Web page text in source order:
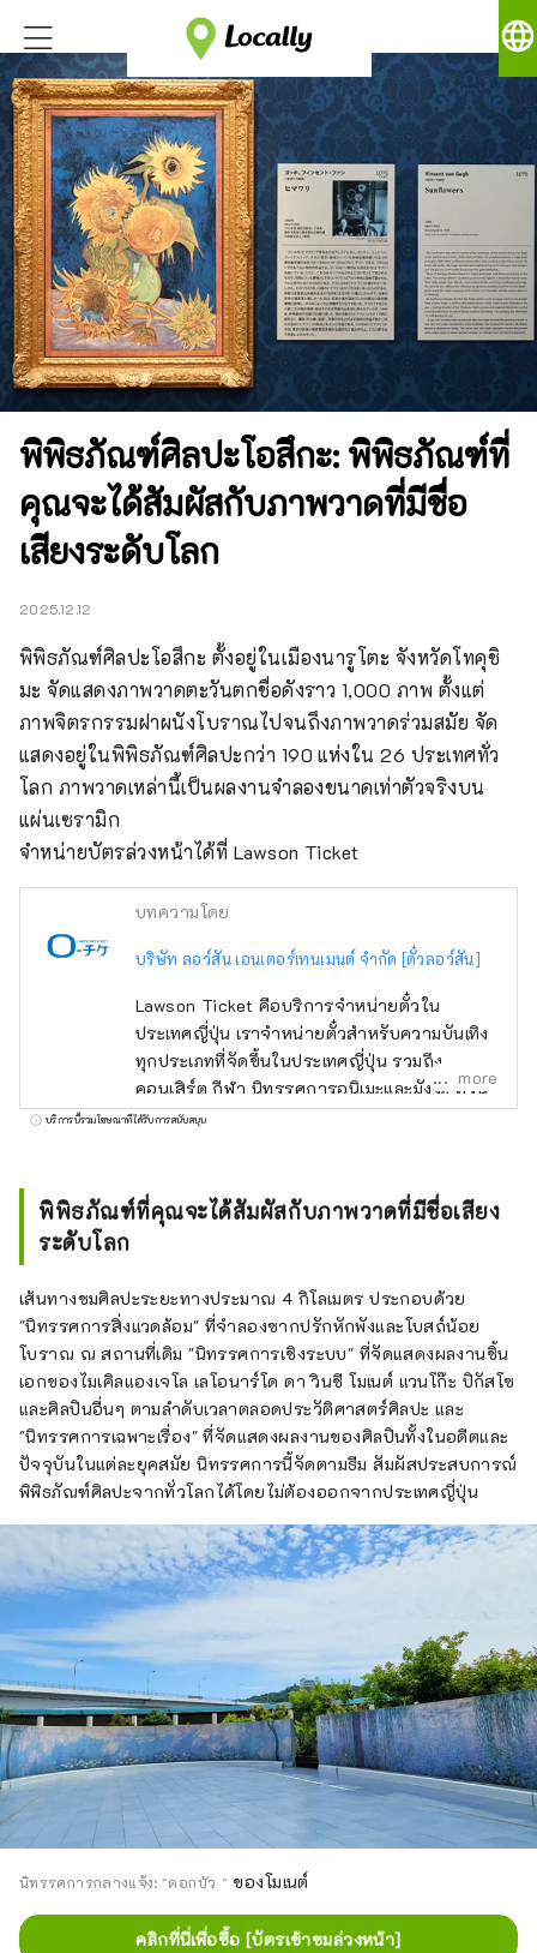
language
พิพิธภัณฑ์ศิลปะโอสึกะ: พิพิธภัณฑ์ที่
คุณจะได้สัมผัสกับภาพวาดที่มีชื่อ
เสียงระดับโลก
2025.12.12
พิพิธภัณฑ์ศิลปะโอสึกะ ตั้งอยู่ในเมืองนารูโตะ จังหวัดโทคุชิ
มะ จัดแสดงภาพวาดตะวันตกชื่อดังราว 1,000 ภาพ ตั้งแต่
ภาพจิตรกรรมฝาผนังโบราณไปจนถึงภาพวาดร่วมสมัย จัด
แสดงอยู่ในพิพิธภัณฑ์ศิลปะกว่า 190 แห่งใน 26 ประเทศทั่ว
โลก ภาพวาดเหล่านี้เป็นผลงานจำลองขนาดเท่าตัวจริงบน
แผ่นเซรามิก
จำหน่ายบัตรล่วงหน้าได้ที่ Lawson Ticket
บทความโดย
บริษัท ลอว์สัน เอนเตอร์เทนเมนต์ จำกัด [ตั๋วลอว์สัน]
Lawson Ticket คือบริการจำหน่ายตั๋วใน
ประเทศญี่ปุ่น เราจำหน่ายตั๋วสำหรับความบันเทิง
ทุกประเภทที่จัดขึ้นในประเทศญี่ปุ่น รวมถึง
คอนเสิร์ต กีฬา นิทรรศการอนิเมะและมังงะ สวน
สนุก ภาพยนตร์ ละครเวที ดนตรีคลาสสิก และกิจ
เพลิดเพลินไปกับความบันเทิงอันแสนวิเศษของ
ญี่ปุ่น! =====คำถามที่พบบ่อย===== [ถาม] ฉัน
รวมถึงคอนเสิร์ตสดและเทศกาลดนตรีที่จัดขึ้นใน
ประเทศญี่ปุ่น ละครเวที เช่น คาบูกิ โนห์ และละคร
เพลง 2.5 มิติ กิจกรรมกีฬา เช่น ซูโม่ เบสบอล
วอลเลย์บอล และสเก็ตลีลา กิจกรรมอนิเมะ
นิทรรศการศิลปะ สวนสนุก และสถานที่พักผ่อน
หย่อนใจอื่นๆ ภาพยนตร์ คอนเสิร์ตวงออร์เคส
ตรา บัลเลต์ และการเต้นรำ [ถาม] ฉันสามารถซื้อ
ตั๋วได้ที่ไหน? [A] คุณสามารถจองตั๋วได้ที่
เว็บไซต์ Lawson Ticket ( https://l-
tike.com/ ) หลังจากจองแล้ว คุณสามารถรับตั๋ว
ได้ตลอด 24 ชั่วโมงที่ร้านสะดวกซื้อ Lawson ใน
ประเทศญี่ปุ่น สำหรับคำแนะนำการซื้อโดย
ละเอียด โปรดตรวจสอบหน้าคู่มือ ( https://l-
tike.com/guide/en/ ) [Q] Lawson Ticket
รองรับหลายภาษาหรือไม่? [A] รองรับภาษา
อังกฤษ จีนตัวย่อ จีนตัวเต็ม และเกาหลี
more
บริการนี้รวมโฆษณาที่ได้รับการสนับสนุน
พิพิธภัณฑ์ที่คุณจะได้สัมผัสกับภาพวาดที่มีชื่อเสียง
ระดับโลก
เส้นทางชมศิลปะระยะทางประมาณ 4 กิโลเมตร ประกอบด้วย
"นิทรรศการสิ่งแวดล้อม" ที่จำลองซากปรักหักพังและโบสถ์น้อย
โบราณ ณ สถานที่เดิม "นิทรรศการเชิงระบบ" ที่จัดแสดงผลงานชิ้น
เอกของไมเคิลแองเจโล เลโอนาร์โด ดา วินชี โมเนต์ แวนโก๊ะ ปิกัสโซ
และศิลปินอื่นๆ ตามลำดับเวลาตลอดประวัติศาสตร์ศิลปะ และ
"นิทรรศการเฉพาะเรื่อง" ที่จัดแสดงผลงานของศิลปินทั้งในอดีตและ
ปัจจุบันในแต่ละยุคสมัย นิทรรศการนี้จัดตามธีม สัมผัสประสบการณ์
พิพิธภัณฑ์ศิลปะจากทั่วโลกได้โดยไม่ต้องออกจากประเทศญี่ปุ่น
นิทรรศการกลางแจ้ง: "ดอกบัว " ของโมเนต์
คลิกที่นี่เพื่อซื้อ [บัตรเข้าชมล่วงหน้า]